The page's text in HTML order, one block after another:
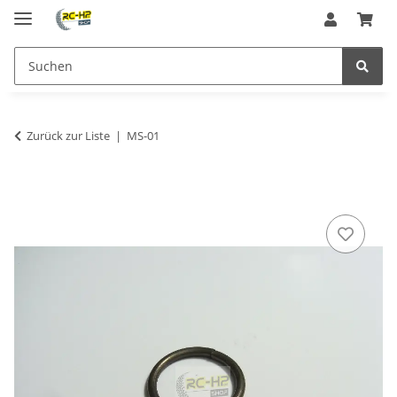
Zurück zur Liste MS-01